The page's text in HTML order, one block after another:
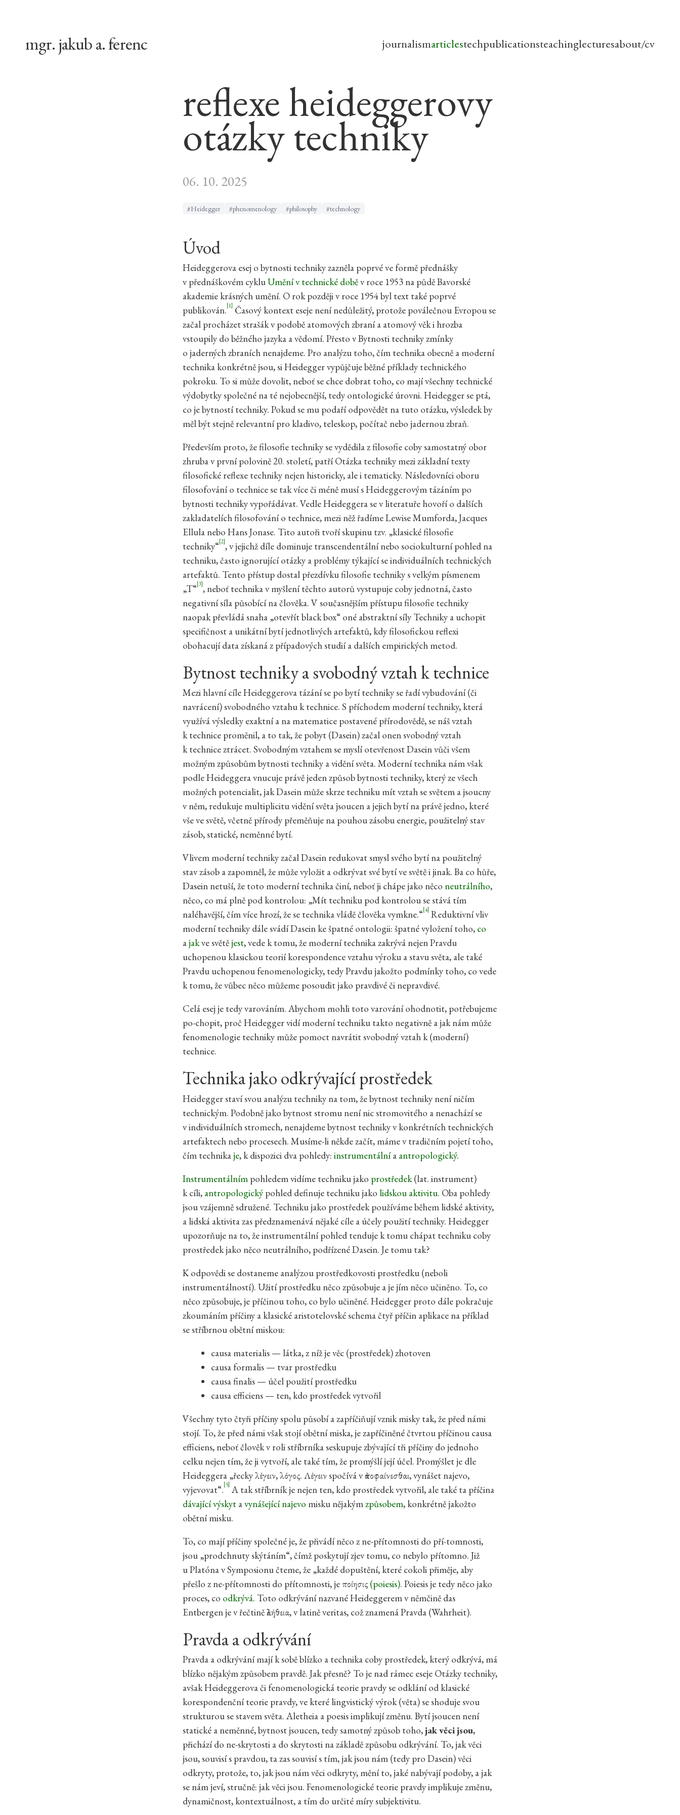
mgr. jakub a. ferenc journalismarticlestechpublicationsteachinglecturesabout/cv
reflexe heideggerovy
otázky techniky
06. 10. 2025
#Heidegger #phenomenology #philosophy #technology
Úvod
Heideggerova esej o bytnosti techniky zazněla poprvé ve formě přednášky
v přednáškovém cykluUmění v technické doběv roce 1953 na půdě Bavorské
akademie krásných umění. O rok později v roce 1954 byl text také poprvé
publikován.[1] Časový kontext eseje není nedůležitý, protože poválečnou Evropou se
začal procházet strašák v podobě atomových zbraní a atomový věk i hrozba
vstoupily do běžného jazyka a vědomí. Přesto v Bytnosti techniky zmínky
o jaderných zbraních nenajdeme. Pro analýzu toho, čím technika obecně a moderní
technika konkrétně jsou, si Heidegger vypůjčuje běžné příklady technického
pokroku. To si může dovolit, neboť se chce dobrat toho, co mají všechny technické
výdobytky společné na té nejobecnější, tedy ontologické úrovni. Heidegger se ptá,
co je bytností techniky. Pokud se mu podaří odpovědět na tuto otázku, výsledek by
měl být stejně relevantní pro kladivo, teleskop, počítač nebo jadernou zbraň.
Především proto, že filosofie techniky se vydědila z filosofie coby samostatný obor
zhruba v první polovině 20. století, patří Otázka techniky mezi základní texty
filosofické reflexe techniky nejen historicky, ale i tematicky. Následovníci oboru
filosofování o technice se tak více či méně musí s Heideggerovým tázáním po
bytnosti techniky vypořádávat. Vedle Heideggera se v literatuře hovoří o dalších
zakladatelích filosofování o technice, mezi něž řadíme Lewise Mumforda, Jacques
Ellula nebo Hans Jonase. Tito autoři tvoří skupinu tzv. „klasické filosofie
techniky“[2], v jejichž díle dominuje transcendentální nebo sociokulturní pohled na
techniku, často ignorující otázky a problémy týkající se individuálních technických
artefaktů. Tento přístup dostal přezdívku filosofie techniky s velkým písmenem
„T“[3], neboť technika v myšlení těchto autorů vystupuje coby jednotná, často
negativní síla působící na člověka. V současnějším přístupu filosofie techniky
naopak převládá snaha „otevřít black box“ oné abstraktní síly Techniky a uchopit
specifičnost a unikátní bytí jednotlivých artefaktů, kdy filosofickou reflexi
obohacují data získaná z případových studií a dalších empirických metod.
Bytnost techniky a svobodný vztah k technice
Mezi hlavní cíle Heideggerova tázání se po bytí techniky se řadí vybudování (či
navrácení) svobodného vztahu k technice. S příchodem moderní techniky, která
využívá výsledky exaktní a na matematice postavené přírodovědě, se náš vztah
k technice proměnil, a to tak, že pobyt (Dasein) začal onen svobodný vztah
k technice ztrácet. Svobodným vztahem se myslí otevřenost Dasein vůči všem
možným způsobům bytnosti techniky a vidění světa. Moderní technika nám však
podle Heideggera vnucuje právě jeden způsob bytnosti techniky, který ze všech
možných potencialit, jak Dasein může skrze techniku mít vztah se světem a jsoucny
v něm, redukuje multiplicitu vidění světa jsoucen a jejich bytí na právě jedno, které
vše ve světě, včetně přírody přeměňuje na pouhou zásobu energie, použitelný stav
zásob, statické, neměnné bytí.
Vlivem moderní techniky začal Dasein redukovat smysl svého bytí na použitelný
stav zásob a zapomněl, že může vyložit a odkrývat své bytí ve světě i jinak. Ba co hůře,
Dasein netuší, že toto moderní technika činí, neboť ji chápe jako něco neutrálního,
něco, co má plně pod kontrolou: „Mít techniku pod kontrolou se stává tím
naléhavější, čím více hrozí, že se technika vládě člověka vymkne.“[4] Reduktivní vliv
moderní techniky dále svádí Dasein ke špatné ontologii: špatné vyložení toho, co
ajakve světějest, vede k tomu, že moderní technika zakrývá nejen Pravdu
uchopenou klasickou teorií korespondence vztahu výroku a stavu světa, ale také
Pravdu uchopenou fenomenologicky, tedy Pravdu jakožto podmínky toho, co vede
k tomu, že vůbec něco můžeme posoudit jako pravdivé či nepravdivé.
Celá esej je tedy varováním. Abychom mohli toto varování ohodnotit, potřebujeme
po-chopit, proč Heidegger vidí moderní techniku takto negativně a jak nám může
fenomenologie techniky může pomoct navrátit svobodný vztah k (moderní)
technice.
Technika jako odkrývající prostředek
Heidegger staví svou analýzu techniky na tom, že bytnost techniky není ničím
technickým. Podobně jako bytnost stromu není nic stromovitého a nenachází se
v individuálních stromech, nenajdeme bytnost techniky v konkrétních technických
artefaktech nebo procesech. Musíme-li někde začít, máme v tradičním pojetí toho,
čím technikaje, k dispozici dva pohledy: instrumentální a antropologický.
Instrumentálním pohledem vidíme techniku jako prostředek(lat. instrument)
k cíli, antropologický pohled definuje techniku jako lidskou aktivitu. Oba pohledy
jsou vzájemně sdružené. Techniku jako prostředek používáme během lidské aktivity,
a lidská aktivita zas předznamenává nějaké cíle a účely použití techniky. Heidegger
upozorňuje na to, že instrumentální pohled tenduje k tomu chápat techniku coby
prostředek jako něco neutrálního, podřízené Dasein. Je tomu tak?
K odpovědi se dostaneme analýzou prostředkovosti prostředku (neboli
instrumentálností). Užití prostředku něco způsobuje a je jím něco učiněno. To, co
něco způsobuje, je příčinou toho, co bylo učiněné. Heidegger proto dále pokračuje
zkoumáním příčiny a klasické aristotelovské schema čtyř příčin aplikace na příklad
se stříbrnou obětní miskou:
causa materialis — látka, z níž je věc (prostředek) zhotoven
causa formalis — tvar prostředku
causa finalis — účel použití prostředku
causa efficiens — ten, kdo prostředek vytvořil
Všechny tyto čtyři příčiny spolu působí a zapříčiňují vznik misky tak, že před námi
stojí. To, že před námi však stojí obětní miska, je zapříčiněné čtvrtou příčinou causa
efficiens, neboť člověk v roli stříbrníka seskupuje zbývající tři příčiny do jednoho
celku nejen tím, že ji vytvoří, ale také tím, že promýšlí její účel. Promýšlet je dle
Heideggera „řecky λέγειν, λόγος. Λέγειν spočívá v ἀποφαίνεσθαι, vynášet najevo,
vyjevovat“. [5] A tak stříbrník je nejen ten, kdo prostředek vytvořil, ale také ta příčina
dávající výskyt avynášející najevo misku nějakýmzpůsobem, konkrétně jakožto
obětní misku.
To, co mají příčiny společné je, že přivádí něco z ne-přítomnosti do pří-tomnosti,
jsou „prodchnuty skýtáním“, čímž poskytují zjev tomu, co nebylo přítomno. Již
u Platóna v Symposionu čteme, že „každé dopuštění, které cokoli přiměje, aby
přešlo z ne-přítomnosti do přítomnosti, je ποίησις (poiesis). Poiesis je tedy něco jako
proces, co odkrývá. Toto odkrývání nazvané Heideggerem v němčině das
Entbergen je v řečtině ἀλήθεια, v latině veritas, což znamená Pravda (Wahrheit).
Pravda a odkrývání
Pravda a odkrývání mají k sobě blízko a technika coby prostředek, který odkrývá, má
blízko nějakým způsobem pravdě. Jak přesně? To je nad rámec eseje Otázky techniky,
avšak Heideggerova či fenomenologická teorie pravdy se odklání od klasické
korespondenční teorie pravdy, ve které lingvistický výrok (věta) se shoduje svou
strukturou se stavem světa. Aletheia a poesis implikují změnu. Bytí jsoucen není
statické a neměnné, bytnost jsoucen, tedy samotný způsob toho,jak věci jsou,
přichází do ne-skrytosti a do skrytosti na základě způsobu odkrývání. To, jak věci
jsou, souvisí s pravdou, ta zas souvisí s tím, jak jsou nám (tedy pro Dasein) věci
odkryty, protože, to, jak jsou nám věci odkryty, mění to, jaké nabývají podoby, a jak
se nám jeví, stručně: jak věci jsou. Fenomenologické teorie pravdy implikuje změnu,
dynamičnost, kontextuálnost, a tím do určité míry subjektivitu.